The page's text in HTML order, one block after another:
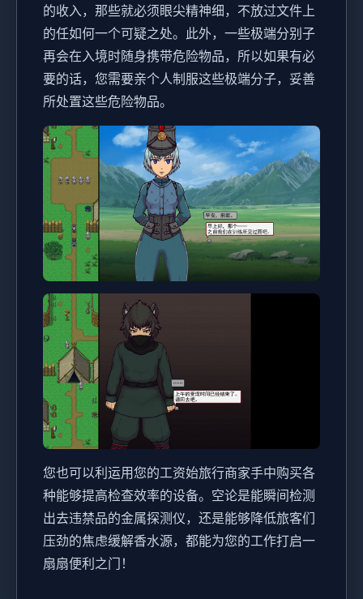
的收入，那些就必须眼尖精神细，不放过文件上
的任如何一个可疑之处。此外，一些极端分别子
再会在入境时随身携带危险物品，所以如果有必
要的话，您需要亲个人制服这些极端分子，妥善
所处置这些危险物品。
您也可以利运用您的工资始旅行商家手中购买各
种能够提高检查效率的设备。空论是能瞬间检测
出去违禁品的金属探测仪，还是能够降低旅客们
压劲的焦虑缓解香水源，都能为您的工作打启一
扇扇便利之门！